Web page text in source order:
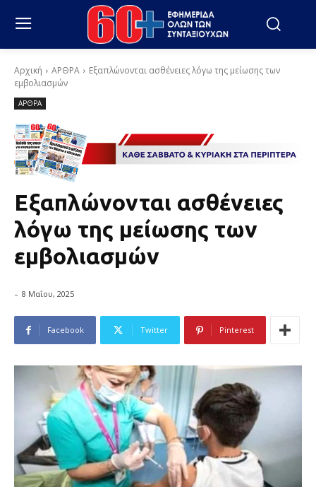
Αρχική ΑΡΘΡΑ
Εξαπλώνονται ασθένειες λόγω της μείωσης των
εμβολιασμών
ΑΡΘΡΑ
Εξαπλώνονται ασθένειες
λόγω της μείωσης των
εμβολιασμών
- 8 Μαΐου, 2025
Facebook Twitter Pinterest